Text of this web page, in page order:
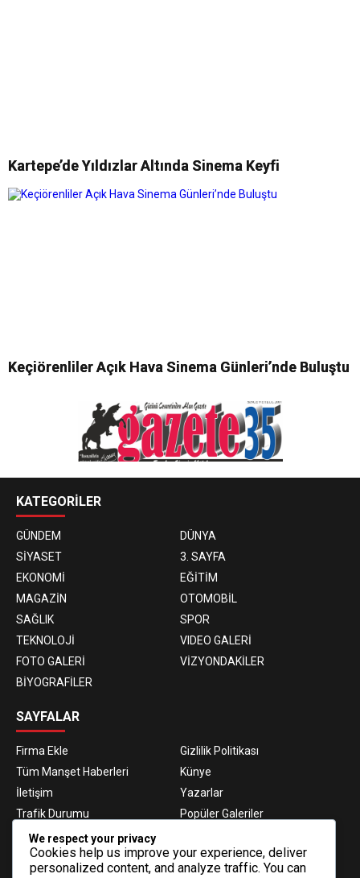
Kartepe’de Yıldızlar Altında Sinema Keyfi
Keçiörenliler Açık Hava Sinema Günleri’nde Buluştu
KATEGORİLER
GÜNDEM
DÜNYA
SİYASET
3. SAYFA
EKONOMİ
EĞİTİM
MAGAZİN
OTOMOBİL
SAĞLIK
SPOR
TEKNOLOJİ
VIDEO GALERİ
FOTO GALERİ
VİZYONDAKİLER
BİYOGRAFİLER
SAYFALAR
Firma Ekle
Gizlilik Politikası
Tüm Manşet Haberleri
Künye
İletişim
Yazarlar
Trafik Durumu
Popüler Galeriler
Nöbetçi Eczaneler
Hava Durumu
Haber Gönder
We respect your privacy
Cookies help us improve your experience, deliver
personalized content, and analyze traffic. You can